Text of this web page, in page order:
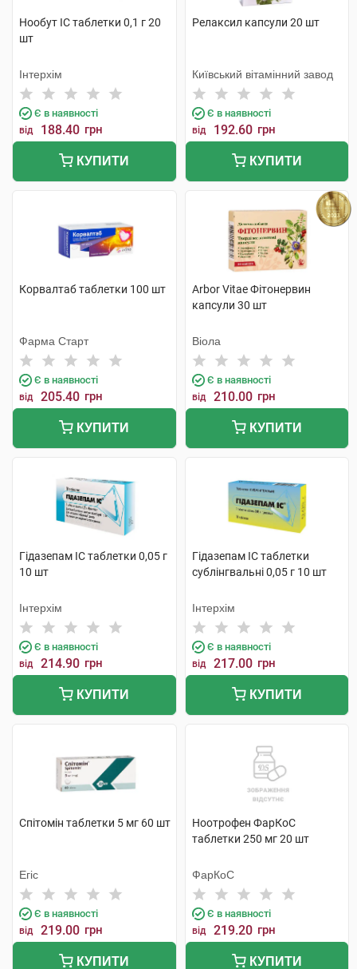
Нообут ІС таблетки 0,1 г 20
шт
Інтерхім
Є в наявності
від 188.40 грн
КУПИТИ
Релаксил капсули 20 шт
Київський вітамінний завод
Є в наявності
від 192.60 грн
КУПИТИ
Корвалтаб таблетки 100 шт
Фарма Старт
Є в наявності
від 205.40 грн
КУПИТИ
Arbor Vitae Фітонервин
капсули 30 шт
Віола
Є в наявності
від 210.00 грн
КУПИТИ
Гідазепам IC таблетки 0,05 г
10 шт
Інтерхім
Є в наявності
від 214.90 грн
КУПИТИ
Гідазепам IC таблетки
сублінгвальні 0,05 г 10 шт
Інтерхім
Є в наявності
від 217.00 грн
КУПИТИ
Спітомін таблетки 5 мг 60 шт
Егіс
Є в наявності
від 219.00 грн
КУПИТИ
Ноотрофен ФарКоС
таблетки 250 мг 20 шт
ФарКоС
Є в наявності
від 219.20 грн
КУПИТИ